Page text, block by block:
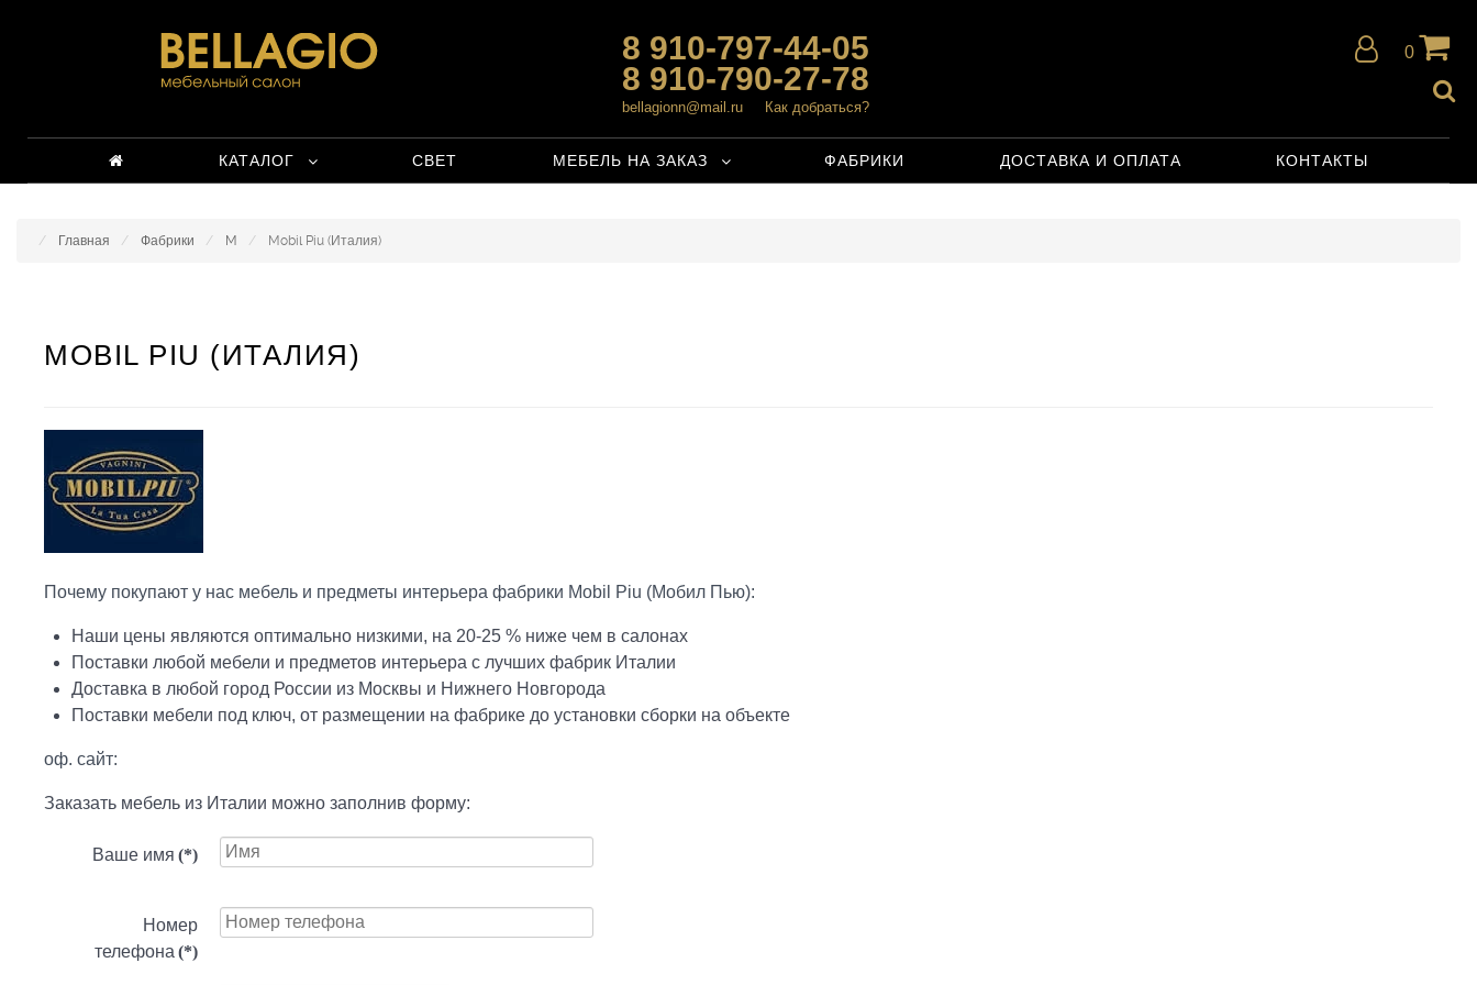
8 910-797-44-05
8 910-790-27-78
bellagionn@mail.ru Как добраться?
0
КАТАЛОГ СВЕТ МЕБЕЛЬ НА ЗАКАЗ ФАБРИКИ ДОСТАВКА И ОПЛАТА КОНТАКТЫ
Главная Фабрики M Mobil Piu (Италия)
MOBIL PIU (ИТАЛИЯ)
Почему покупают у нас мебель и предметы интерьера фабрики Mobil Piu (Мобил Пью):
Наши цены являются оптимально низкими, на 20-25 % ниже чем в салонах
Поставки любой мебели и предметов интерьера с лучших фабрик Италии
Доставка в любой город России из Москвы и Нижнего Новгорода
Поставки мебели под ключ, от размещении на фабрике до установки сборки на объекте
оф. сайт:
Заказать мебель из Италии можно заполнив форму:
Ваше имя (*)
Номер
телефона (*)